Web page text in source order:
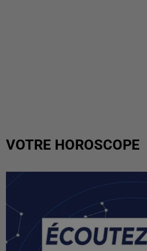
VOTRE HOROSCOPE